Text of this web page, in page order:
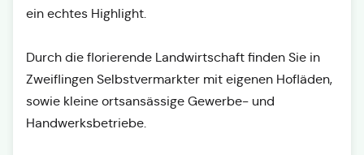
ein echtes Highlight.
Durch die florierende Landwirtschaft finden Sie in
Zweiflingen Selbstvermarkter mit eigenen Hofläden,
sowie kleine ortsansässige Gewerbe- und
Handwerksbetriebe.